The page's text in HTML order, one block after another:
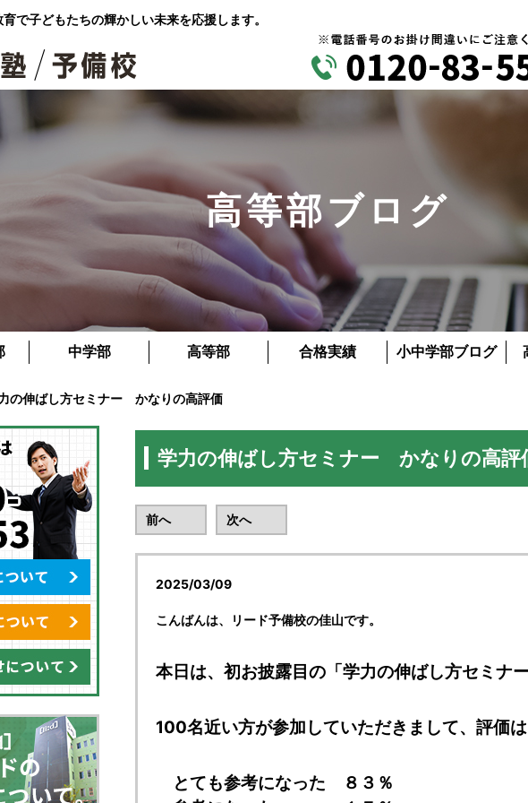
育で子どもたちの輝かしい未来を応援します。
高等部ブログ
中学部 高等部 合格実績 小中学部ブログ
の伸ばし方セミナー かなりの高評価
学力の伸ばし方セミナー かなりの高評
前へ 次へ
2025/03/09
こんばんは、リード予備校の佳山です。
本日は、初お披露目の「学力の伸ばし方セミナー
100名近い方が参加していただきまして、評価は
とても参考になった ８３％